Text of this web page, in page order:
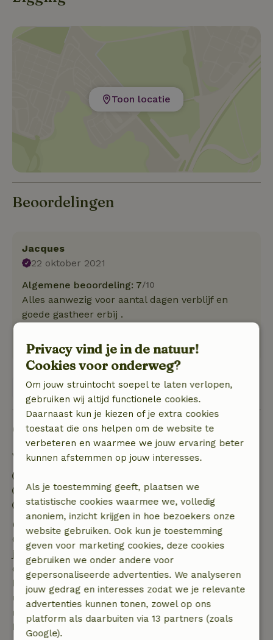
Toon locatie
Beoordelingen
Jacques
22 oktober 2021
Algemene beoordeling: 7/10
Alles aanwezig voor aantal dagen verblijf en
goede gastheer erbij .
rust prima door de ruimte en natuur!!
Bekijk 1 beoordeling
Goed om te weten
Verblijfdetails
Uitchecken: 07:00- 11:00
Contactloos verblijf mogelijk
Gratis annuleren binnen 7 dagen
Gratis annuleren binnen 7 dagen na bevestiging van
je boeking, bij een boekingsaanvraag meer dan 28
dagen voor aanvang. Bij een boeking met aanvang
binnen 28 dagen geldt gratis annuleren binnen 24
uur. Bij annulering binnen gestelde periode heb je
recht op volledige terugbetaling van het
boekingsbedrag.
Privacy vind je in de natuur!
Cookies voor onderweg?
Om jouw struintocht soepel te laten verlopen,
gebruiken wij altijd functionele cookies.
Daarnaast kun je kiezen of je extra cookies
toestaat die ons helpen om de website te
verbeteren en waarmee we jouw ervaring beter
kunnen afstemmen op jouw interesses.
Als je toestemming geeft, plaatsen we
statistische cookies waarmee we, volledig
anoniem, inzicht krijgen in hoe bezoekers onze
website gebruiken. Ook kun je toestemming
geven voor marketing cookies, deze cookies
gebruiken we onder andere voor
gepersonaliseerde advertenties. We analyseren
jouw gedrag en interesses zodat we je relevante
advertenties kunnen tonen, zowel op ons
platform als daarbuiten via 13 partners (zoals
Google).